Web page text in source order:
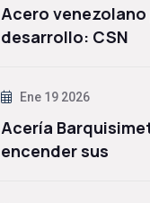
Acero venezolano
desarrollo: CSN
Ene 19 2026
Acería
encender sus